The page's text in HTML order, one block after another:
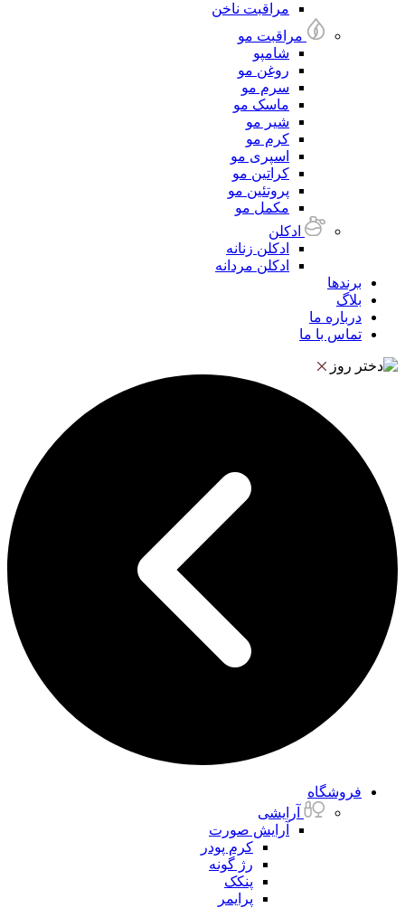
مراقبت ناخن
مراقبت مو
شامپو
روغن مو
سرم مو
ماسک مو
شیر مو
کرم مو
اسپری مو
کراتین مو
پروتئین مو
مکمل مو
ادکلن
ادکلن زنانه
ادکلن مردانه
برندها
بلاگ
درباره ما
تماس با ما
فروشگاه
آرایشی
آرایش صورت
کرم پودر
رژ گونه
پنکک
پرایمر